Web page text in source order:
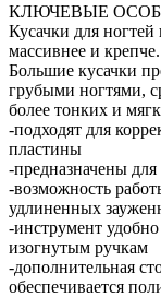
КЛЮЧЕВЫЕ
Кусачки для
массивнее и крепче.
Большие кусачки
грубыми ногтями,
более тонких и
-подходят для
пластины
-предназначены
-возможность
удлиненных
-инструмент
изогнутым ручкам
-дополнительная
обеспечивается